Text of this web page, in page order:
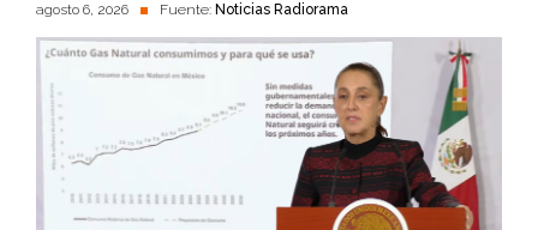
agosto 6, 2026 Fuente: Noticias Radiorama